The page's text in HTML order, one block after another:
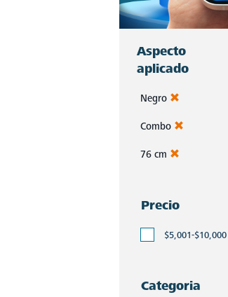
Aspecto
aplicado
Negro
Combo
76 cm
Precio
$5,001-$10,000
Categoria